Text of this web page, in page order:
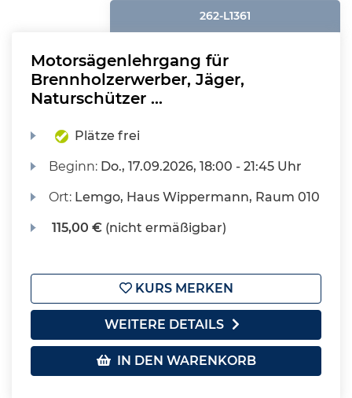
262-L1361
Motorsägenlehrgang für
Brennholzerwerber, Jäger,
Naturschützer ...
Plätze frei
Beginn: Do., 17.09.2026, 18:00 - 21:45 Uhr
Ort: Lemgo, Haus Wippermann, Raum 010
115,00 € (nicht ermäßigbar)
KURS MERKEN
WEITERE DETAILS
IN DEN WARENKORB